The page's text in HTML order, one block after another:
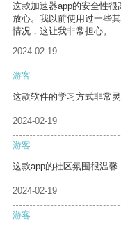
这款加速器app的安全性
放心。我以前使用过一些
情况，这让我非常担心。
2024-02-19
游客
这款软件的学习方式非常
2024-02-19
游客
这款app的社区氛围很温馨
2024-02-19
游客